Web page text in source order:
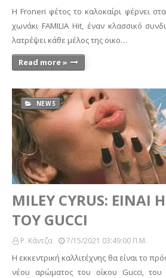
Η Froneri φέτος το καλοκαίρι φέρνει
χωνάκι FAMILIA Hit, έναν κλασσικό
λατρέψει κάθε μέλος της οικο…
Read more »
NEWS
MILEY CYRUS:
ΤΟΥ GUCCI
Ρ. Κάντζα 7/15/2021 03:49:00 Π.μ.
Η εκκεντρική καλλιτέχνης θα είναι το
νέου αρώματος του οίκου Gucci, του